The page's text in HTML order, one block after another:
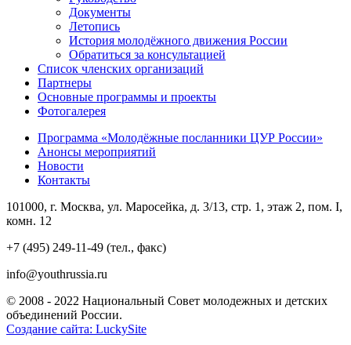
Документы
Летопись
История молодёжного движения России
Обратиться за консультацией
Список членских организаций
Партнеры
Основные программы и проекты
Фотогалерея
Программа «Молодёжные посланники ЦУР России»
Анонсы мероприятий
Новости
Контакты
101000, г. Москва, ул. Маросейка, д. 3/13, стр. 1, этаж 2, пом. I,
комн. 12
+7 (495) 249-11-49 (тел., факс)
info@youthrussia.ru
© 2008 - 2022 Национальный Совет молодежных и детских
объединений России.
Создание сайта: LuckySite